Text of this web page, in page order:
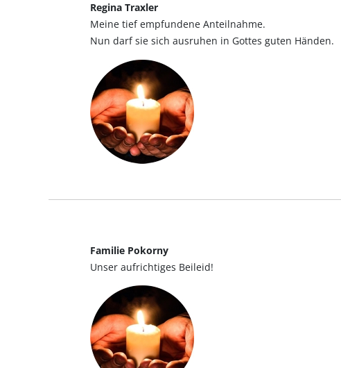
Regina Traxler
Meine tief empfundene Anteilnahme.
Nun darf sie sich ausruhen in Gottes guten Händen.
Familie Pokorny
Unser aufrichtiges Beileid!